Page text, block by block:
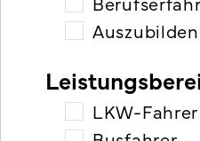
LKW-Fahrer